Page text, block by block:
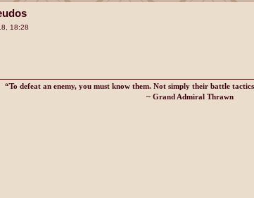
18:28
“To defeat an enemy, you must know them. Not simply their battle
~ Grand Admiral Thrawn